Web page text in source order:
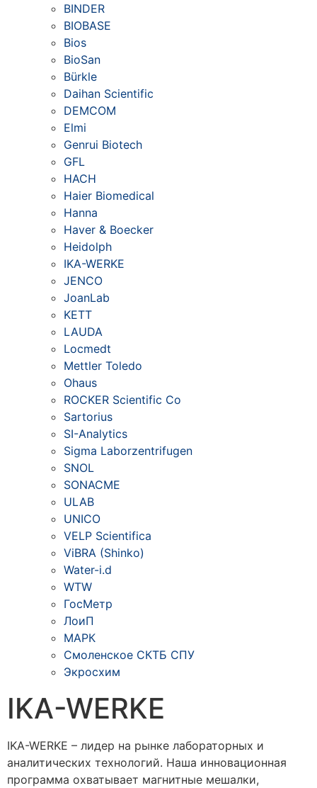
BINDER
BIOBASE
Bios
BioSan
Bürkle
Daihan Scientific
DEMCOM
Elmi
Genrui Biotech
GFL
HACH
Haier Biomedical
Hanna
Haver & Boecker
Heidolph
IKA-WERKE
JENCO
JoanLab
KETT
LAUDA
Locmedt
Mettler Toledo
Ohaus
ROCKER Scientific Co
Sartorius
SI-Analytics
Sigma Laborzentrifugen
SNOL
SONACME
ULAB
UNICO
VELP Scientifica
ViBRA (Shinko)
Water-i.d
WTW
ГосМетр
ЛоиП
МАРК
Смоленское СКТБ СПУ
Экросхим
IKA-WERKE
IKA-WERKE – лидер на рынке лабораторных и
аналитических технологий. Наша инновационная
программа охватывает магнитные мешалки,